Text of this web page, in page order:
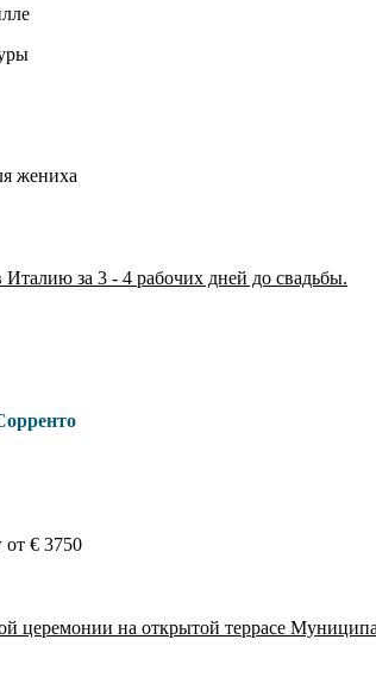
жениха
за 3 - 4 рабочих дней до свадьбы.
от € 3750
церемонии на открытой террасе